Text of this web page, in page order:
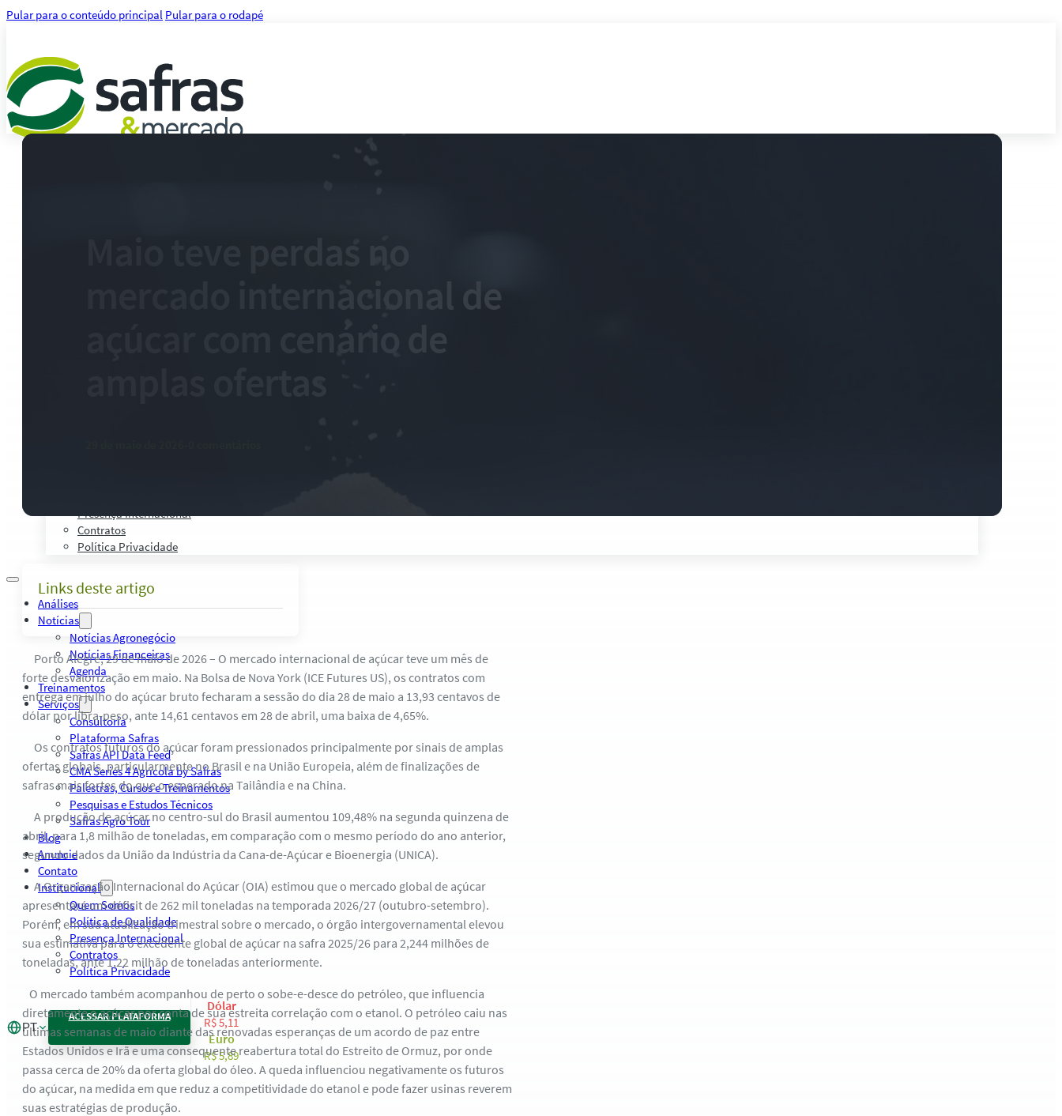
Pular para o conteúdo principal Pular para o rodapé
Presença Internacional
Contratos
Política Privacidade
Análises
Notícias
Notícias Agronegócio
Notícias Financeiras
Agenda
Treinamentos
Serviços
Consultoria
Plataforma Safras
Safras API Data Feed
CMA Series 4 Agrícola by Safras
Palestras, Cursos e Treinamentos
Pesquisas e Estudos Técnicos
Safras Agro Tour
Blog
Anuncie
Contato
Institucional
Quem Somos
Política de Qualidade
Presença Internacional
Contratos
Política Privacidade
PT
ACESSAR PLATAFORMA
Dólar
R$ 5,11
Euro
R$ 5,89
mercado internacional de
açúcar com cenário de
Links deste artigo
Porto Alegre, 29 de maio de 2026 – O mercado internacional de açúcar teve um mês de
forte desvalorização em maio. Na Bolsa de Nova York (ICE Futures US), os contratos com
entrega em julho do açúcar bruto fecharam a sessão do dia 28 de maio a 13,93 centavos de
dólar por libra-peso, ante 14,61 centavos em 28 de abril, uma baixa de 4,65%.
Os contratos futuros do açúcar foram pressionados principalmente por sinais de amplas
ofertas globais, particularmente no Brasil e na União Europeia, além de finalizações de
safras mais fortes do que o esperado na Tailândia e na China.
A produção de açúcar no centro-sul do Brasil aumentou 109,48% na segunda quinzena de
abril, para 1,8 milhão de toneladas, em comparação com o mesmo período do ano anterior,
segundo dados da União da Indústria da Cana-de-Açúcar e Bioenergia (UNICA).
A Organização Internacional do Açúcar (OIA) estimou que o mercado global de açúcar
apresentará um déficit de 262 mil toneladas na temporada 2026/27 (outubro-setembro).
Porém, em sua atualização trimestral sobre o mercado, o órgão intergovernamental elevou
sua estimativa para o excedente global de açúcar na safra 2025/26 para 2,244 milhões de
toneladas, ante 1,22 milhão de toneladas anteriormente.
O mercado também acompanhou de perto o sobe-e-desce do petróleo, que influencia
diretamente o açúcar por conta de sua estreita correlação com o etanol. O petróleo caiu nas
últimas semanas de maio diante das renovadas esperanças de um acordo de paz entre
Estados Unidos e Irã e uma consequente reabertura total do Estreito de Ormuz, por onde
passa cerca de 20% da oferta global do óleo. A queda influenciou negativamente os futuros
do açúcar, na medida em que reduz a competitividade do etanol e pode fazer usinas reverem
suas estratégias de produção.